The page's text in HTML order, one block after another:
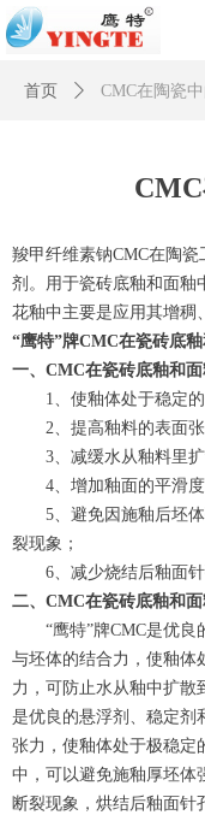
首页 ꄲ CMC在陶瓷
羧甲纤维素钠CMC在陶
剂。用于瓷砖底釉和面釉
花釉中主要是应用其增稠
“鹰特”牌CMC在瓷砖底
一、CMC在瓷砖底釉和
1、使釉体处于稳定的
2、提高釉料的表面张
3、减缓水从釉料里扩
4、增加釉面的平滑度
5、避免因施釉后坯体
裂现象；
6、减少烧结后釉面针
二、 CMC在瓷砖底釉和
“鹰特”牌CMC是优良
与坯体的结合力，使釉体
力，可防止水从釉中扩散
是优良的悬浮剂、稳定剂
张力，使釉体处于极稳定
中，可以避免施釉厚坯体
断裂现象，烘结后釉面针